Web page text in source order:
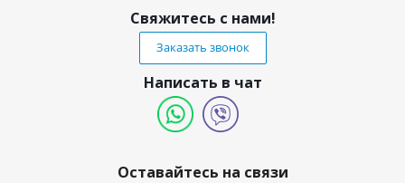
Свяжитесь с нами!
Заказать звонок
Написать в чат
Оставайтесь на связи